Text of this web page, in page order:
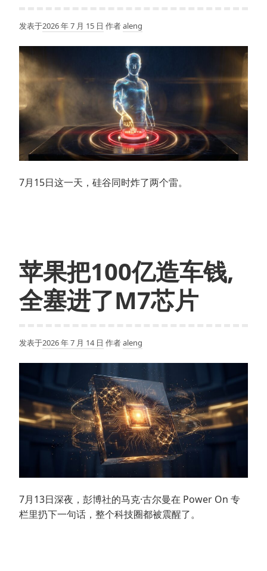
发表于2026 年 7 月 15 日 作者aleng
7月15日这一天，硅谷同时炸了两个雷。
苹果把100亿造车钱,
全塞进了M7芯片
发表于2026 年 7 月 14 日 作者aleng
7月13日深夜，彭博社的马克·古尔曼在 Power On 专
栏里扔下一句话，整个科技圈都被震醒了。